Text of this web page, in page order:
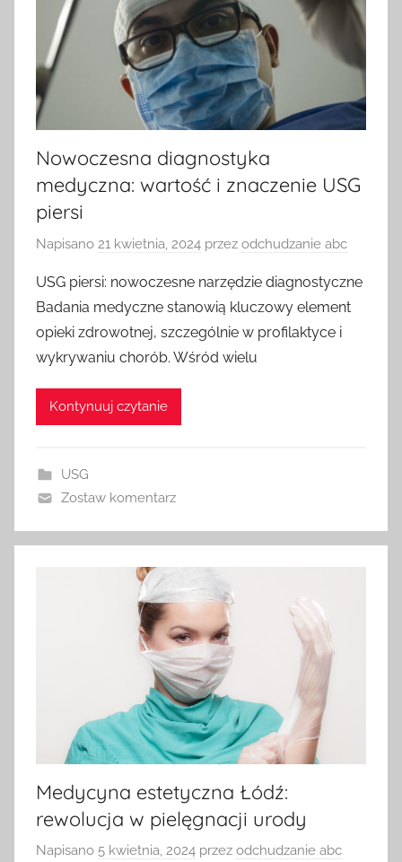
Nowoczesna diagnostyka
medyczna: wartość i znaczenie USG
piersi
Napisano 21 kwietnia, 2024 przez odchudzanie abc
USG piersi: nowoczesne narzędzie diagnostyczne
Badania medyczne stanowią kluczowy element
opieki zdrowotnej, szczególnie w profilaktyce i
wykrywaniu chorób. Wśród wielu
Kontynuuj czytanie
USG
Zostaw komentarz
Medycyna estetyczna Łódź:
rewolucja w pielęgnacji urody
Napisano 5 kwietnia, 2024 przez odchudzanie abc